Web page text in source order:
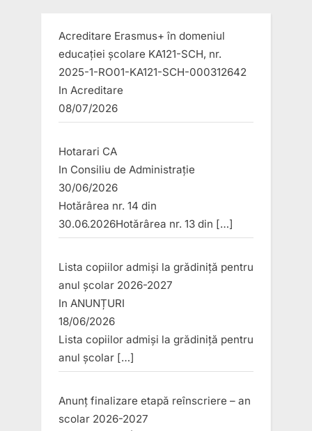
Acreditare Erasmus+ în domeniul
educației școlare KA121-SCH, nr.
2025-1-RO01-KA121-SCH-000312642
In Acreditare
08/07/2026
Hotarari CA
In Consiliu de Administrație
30/06/2026
Hotărârea nr. 14 din
30.06.2026Hotărârea nr. 13 din […]
Lista copiilor admiși la grădiniță pentru
anul școlar 2026-2027
In ANUNȚURI
18/06/2026
Lista copiilor admiși la grădiniță pentru
anul școlar […]
Anunț finalizare etapă reînscriere – an
scolar 2026-2027